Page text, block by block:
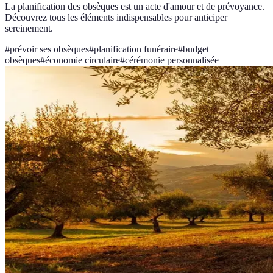
La planification des obsèques est un acte d'amour et de prévoyance.
Découvrez tous les éléments indispensables pour anticiper
sereinement.
#prévoir ses obsèques#planification funéraire#budget
obsèques#économie circulaire#cérémonie personnalisée